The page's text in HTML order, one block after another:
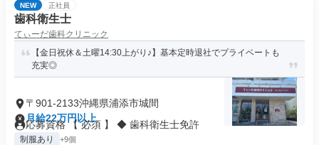
NEW 正社員
歯科衛生士
てぃーだ歯科クリニック
【金日祝休＆土曜14:30上がり♪】基本定時退社でプライベートも
充実◎
〒901-2133沖縄県浦添市城間
月給22万円以上
応募資格 【 必須 】 ◆ 歯科衛生士免許
制服あり +9個